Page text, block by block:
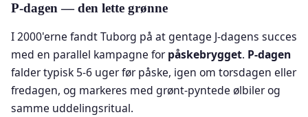
P-dagen — den lette grønne
I 2000'erne fandt Tuborg på at gentage J-dagens succes
med en parallel kampagne forpåskebrygget. P-dagen
falder typisk 5-6 uger før påske, igen om torsdagen eller
fredagen, og markeres med grønt-pyntede ølbiler og
samme uddelingsritual.